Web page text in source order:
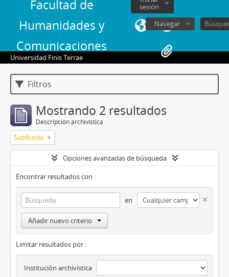
Facultad de
Humanidades y
Comunicaciones
sesión
Navegar
Universidad Finis Terrae
Filtros
Mostrando 2 resultados
Descripción archivística
Subfondo
Opciones avanzadas de búsqueda
Encontrar resultados con :
en
Añadir nuevo criterio
Limitar resultados por :
Institución archivística